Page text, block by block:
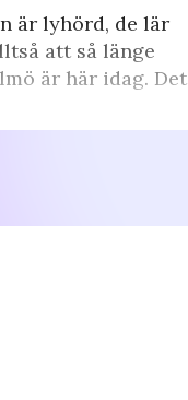
är lyhörd, de lär
att så länge
är här idag. Det